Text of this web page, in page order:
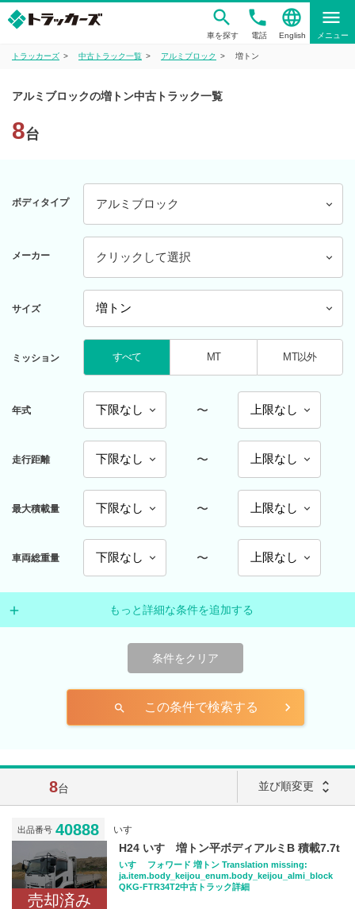
車を探す
phone
電話
language
English
menu
メニュー
トラッカーズ 中古トラック一覧 アルミブロック 増トン
アルミブロックの増トン中古トラック一覧
8台
ボディタイプ アルミブロック
メーカー クリックして選択
サイズ
ミッション すべて MT MT以外
年式 〜
走行距離 〜
最大積載量 〜
車両総重量 〜
もっと詳細な条件を追加する
条件をクリア
search この条件で検索する
8台 並び順変更 unfold_more
出品番号 40888 いすゞ
売却済み
H24 いすゞ増トン平ボディアルミB 積載7.7t
いすゞ フォワード 増トン Translation missing:
ja.item.body_keijou_enum.body_keijou_almi_block
QKG-FTR34T2中古トラック詳細